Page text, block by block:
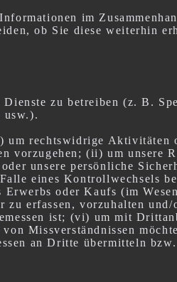
im
ob Sie diese weiterhin
zu betreiben (z. B.
usw.).
um rechtswidrige Aktivitäten
vorzugehen; (ii) um unsere
unsere persönliche
eines Kontrollwechsels
Erwerbs oder Kaufs (im
erfassen, vorzuhalten
ist; (vi) um mit
Missverständnissen
an Dritte übermitteln